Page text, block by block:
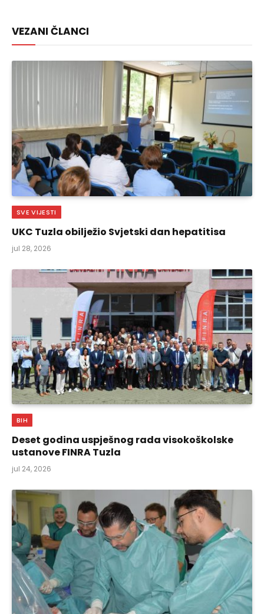
VEZANI ČLANCI
SVE VIJESTI
UKC Tuzla obilježio Svjetski dan hepatitisa
jul 28, 2026
BIH
Deset godina uspješnog rada visokoškolske
ustanove FINRA Tuzla
jul 24, 2026